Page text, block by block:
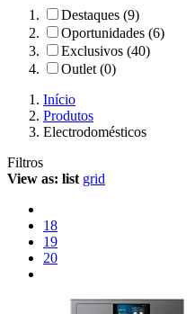
Destaques (9)
Oportunidades (6)
Exclusivos (40)
Outlet (0)
Início
Produtos
Electrodomésticos
Filtros
View as: list grid
18
19
20